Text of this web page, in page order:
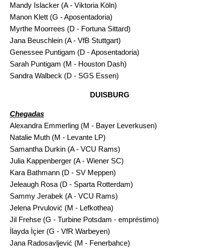
Mandy Islacker (A - Viktoria Köln)
Manon Klett (G - Aposentadoria)
Myrthe Moorrees (D - Fortuna Sittard)
Jana Beuschlein (A - VfB Stuttgart)
Genessee Puntigam (D - Aposentadoria)
Sarah Puntigam (M - Houston Dash)
Sandra Walbeck (D - SGS Essen)
DUISBURG
Chegadas
Alexandra Emmerling (M - Bayer Leverkusen)
Natalie Muth (M - Levante LP)
Samantha Durkin (A - VCU Rams)
Julia Kappenberger (A - Wiener SC)
Kara Bathmann (D - SV Meppen)
Jeleaugh Rosa (D - Sparta Rotterdam)
Sammy Jerabek (A - VCU Rams)
Jelena Prvulović (M - Lefkothea)
Jil Frehse (G - Turbine Potsdam - empréstimo)
İlayda İçier (G - VfR Warbeyen)
Jana Radosavljević (M - Fenerbahce)